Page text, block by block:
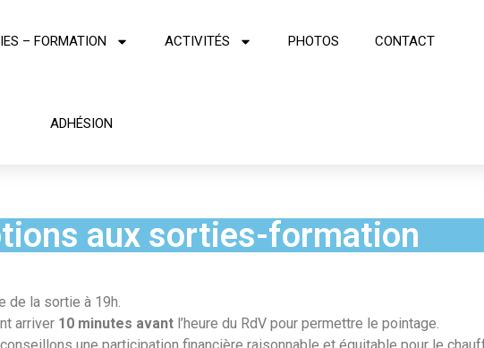
– FORMATION ACTIVITÉS PHOTOS CONTACT
ADHÉSION
aux sorties-formation
de la sortie à 19h.
arriver 10 minutes avant l’heure du RdV pour permettre le pointage.